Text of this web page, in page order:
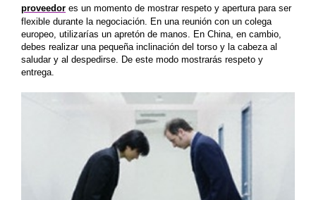
proveedor es un momento de mostrar respeto y apertura para ser
flexible durante la negociación. En una reunión con un colega
europeo, utilizarías un apretón de manos. En China, en cambio,
debes realizar una pequeña inclinación del torso y la cabeza al
saludar y al despedirse. De este modo mostrarás respeto y
entrega.